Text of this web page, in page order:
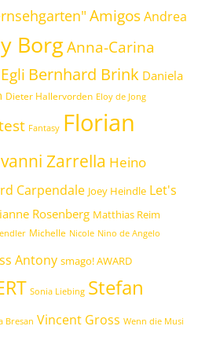
Amigos Andrea
Borg Anna-Carina
Bernhard Brink Daniela
Dieter Hallervorden Eloy de Jong
Fantasy Florian
Zarrella Heino
Carpendale Joey Heindle Let's
Rosenberg Matthias Reim
Michelle Nicole Nino de Angelo
Antony smago! AWARD
Sonia Liebing Stefan
Bresan Vincent Gross Wenn die Musi